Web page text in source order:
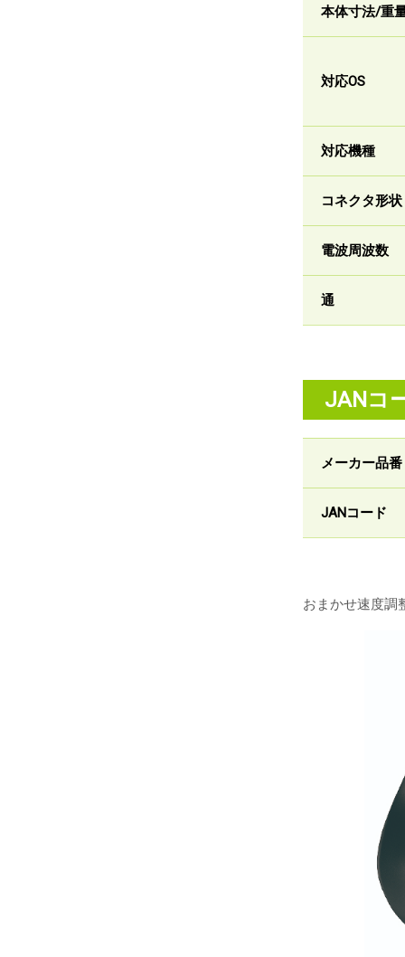
本体寸法/重
対応OS
対応機種
コネクタ形状
電波周波数
通
JANコ
メーカー品番
JANコード
おまかせ速度調